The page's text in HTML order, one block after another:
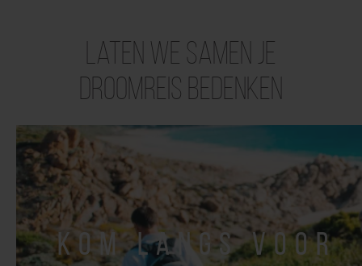
Laten we samen je
droomreis bedenken
kom langs voor